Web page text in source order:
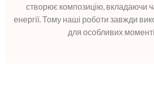
створює композицію, вкладаючи
енергії. Тому наші роботи завжди
для особливих